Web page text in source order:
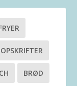
BRØD